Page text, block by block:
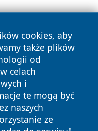
cookies, aby
także plików
od
celach
i
te mogą być
naszych
ze
prawa
Polityka